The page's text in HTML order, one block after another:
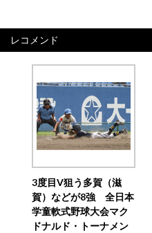
レコメンド
3度目V狙う多賀（滋
賀）などが8強 全日本
学童軟式野球大会マク
ドナルド・トーナメン